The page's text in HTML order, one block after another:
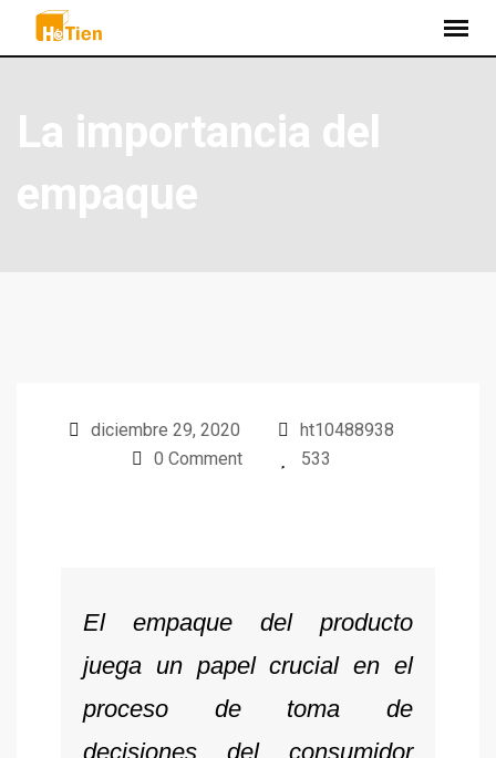
La importancia del
empaque
diciembre 29, 2020
ht10488938
0 Comment
533
El empaque del producto
juega un papel crucial en el
proceso de toma de
decisiones del consumidor